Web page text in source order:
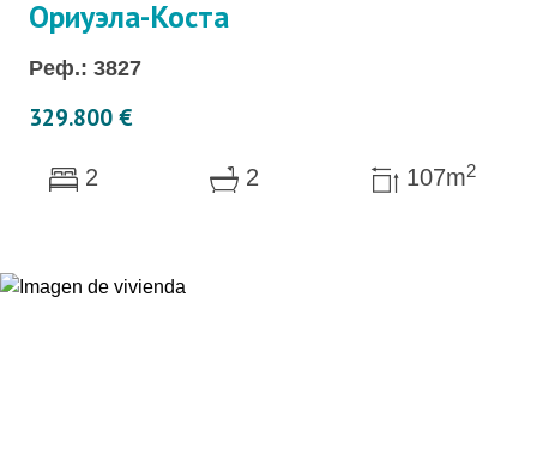
Ориуэла-Коста
Реф.: 3827
329.800 €
2 2 107m2